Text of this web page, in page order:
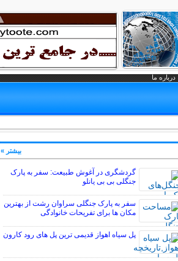
درباره ما
گردشگری در آغوش طبیعت: سفر به پارک
جنگلی بی بی یانلو
سفر به پارک جنگلی سراوان رشت از بهترین
مکان ها برای تفریحات خانوادگی
پل سیاه اهواز قدیمی ترین پل های رود کارون
بیشتر »